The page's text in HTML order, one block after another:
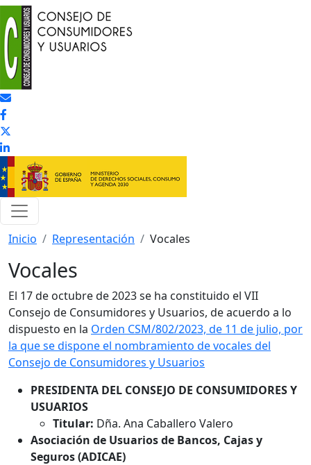
Pasar al contenido principal
Inicio Representación Vocales
Vocales
El 17 de octubre de 2023 se ha constituido el VII
Consejo de Consumidores y Usuarios, de acuerdo a lo
dispuesto en la Orden CSM/802/2023, de 11 de julio, por
la que se dispone el nombramiento de vocales del
Consejo de Consumidores y Usuarios
PRESIDENTA DEL CONSEJO DE CONSUMIDORES Y
USUARIOS
Titular: Dña. Ana Caballero Valero
Asociación de Usuarios de Bancos, Cajas y
Seguros (ADICAE)